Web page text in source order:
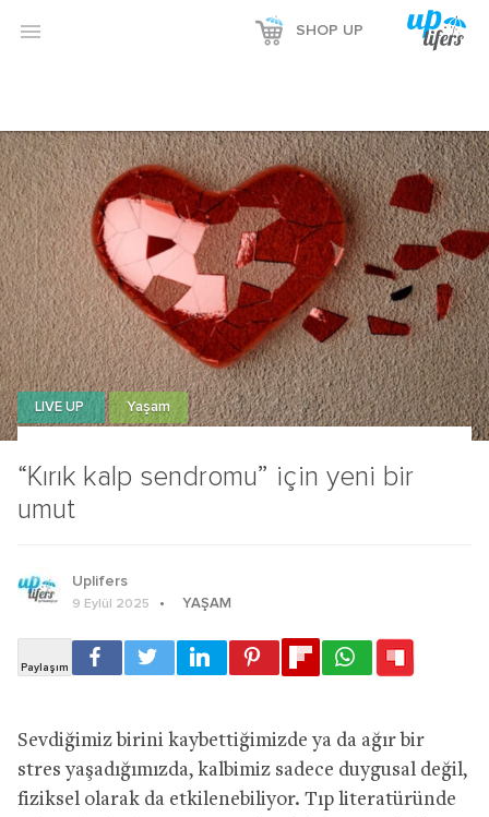
 SHOP UP
“Kırık kalp sendromu” için yeni bir
umut
LIVE UP Yaşam
Uplifers
9 Eylül 2025 YAŞAM
Sevdiğimiz birini kaybettiğimizde ya da ağır bir
stres yaşadığımızda, kalbimiz sadece duygusal değil,
fiziksel olarak da etkilenebiliyor. Tıp literatüründe